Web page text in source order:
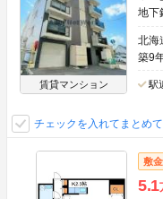
賃貸マンション
地下
北海
築9
駅
チェックを入れてまとめ
敷
5.1